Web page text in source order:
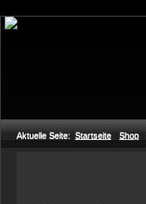
Aktuelle Seite: Startseite Shop